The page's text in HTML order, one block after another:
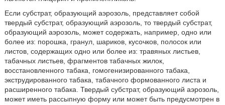
Если субстрат, образующий аэрозоль, представляет собой
твердый субстрат, образующий аэрозоль, то твердый субстрат,
образующий аэрозоль, может содержать, например, одно или
более из: порошка, гранул, шариков, кусочков, полосок или
листов, содержащих одно или более из: травяных листьев,
табачных листьев, фрагментов табачных жилок,
восстановленного табака, гомогенизированного табака,
экструдированного табака, табачного формованного листа и
расширенного табака. Твердый субстрат, образующий аэрозоль,
может иметь рассыпную форму или может быть предусмотрен в